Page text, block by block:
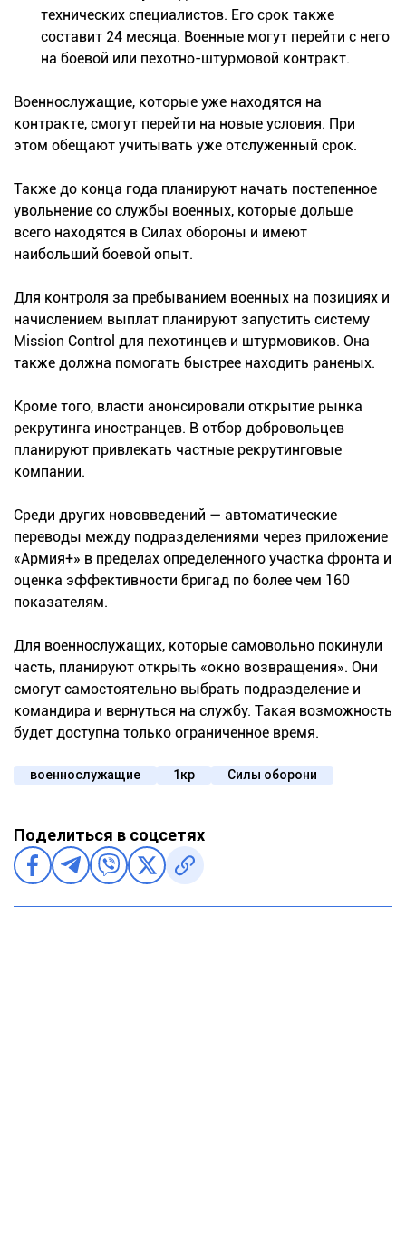
технических специалистов. Его срок также
составит 24 месяца. Военные могут перейти с него
на боевой или пехотно-штурмовой контракт.
Военнослужащие, которые уже находятся на
контракте, смогут перейти на новые условия. При
этом обещают учитывать уже отслуженный срок.
Также до конца года планируют начать постепенное
увольнение со службы военных, которые дольше
всего находятся в Силах обороны и имеют
наибольший боевой опыт.
Для контроля за пребыванием военных на позициях и
начислением выплат планируют запустить систему
Mission Control для пехотинцев и штурмовиков. Она
также должна помогать быстрее находить раненых.
Кроме того, власти анонсировали открытие рынка
рекрутинга иностранцев. В отбор добровольцев
планируют привлекать частные рекрутинговые
компании.
Среди других нововведений — автоматические
переводы между подразделениями через приложение
«Армия+» в пределах определенного участка фронта и
оценка эффективности бригад по более чем 160
показателям.
Для военнослужащих, которые самовольно покинули
часть, планируют открыть «окно возвращения». Они
смогут самостоятельно выбрать подразделение и
командира и вернуться на службу. Такая возможность
будет доступна только ограниченное время.
военнослужащие 1кр Силы оборони
Поделиться в соцсетях